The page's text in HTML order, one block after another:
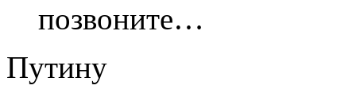
позвоните…
Путину